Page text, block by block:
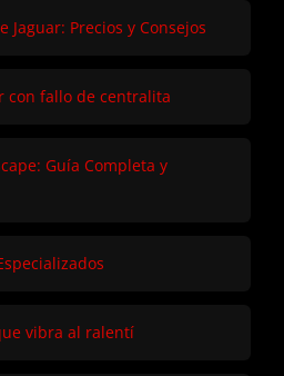
Precios y Consejos
con fallo de centralita
Guía Completa y
vibra al ralentí